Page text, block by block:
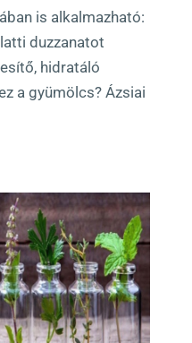
is alkalmazható:
duzzanatot
hidratáló
a gyümölcs? Ázsiai